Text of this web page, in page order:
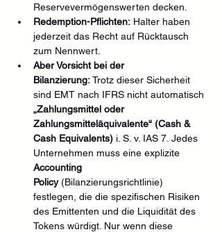
Reservevermögenswerten decken.
Redemption-Pflichten: Halter haben
jederzeit das Recht auf Rücktausch
zum Nennwert.
Aber Vorsicht bei der
Bilanzierung: Trotz dieser Sicherheit
sind EMT nach IFRS nicht automatisch
„Zahlungsmittel oder
Zahlungsmitteläquivalente“ (Cash &
Cash Equivalents) i. S. v. IAS 7. Jedes
Unternehmen muss eine explizite
Accounting
Policy (Bilanzierungsrichtlinie)
festlegen, die die spezifischen Risiken
des Emittenten und die Liquidität des
Tokens würdigt. Nur wenn diese